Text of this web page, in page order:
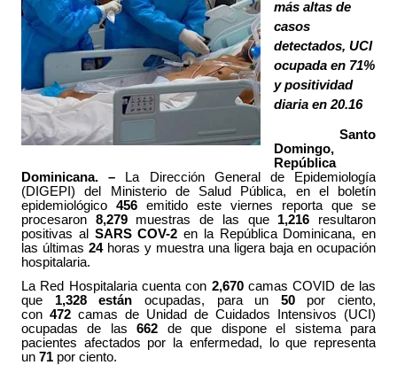
más altas de
casos
detectados, UCI
ocupada en 71%
y positividad
diaria en 20.16
Santo
Domingo,
República
Dominicana. – La Dirección General de Epidemiología
(DIGEPI) del Ministerio de Salud Pública, en el boletín
epidemiológico 456 emitido este viernes reporta que se
procesaron 8,279 muestras de las que 1,216 resultaron
positivas al SARS COV-2 en la República Dominicana, en
las últimas 24horas y muestra una ligera baja en ocupación
hospitalaria.
La Red Hospitalaria cuenta con 2,670camas COVID de las
que
1,328están ocupadas, para un 50 por ciento,
con 472 camas de Unidad de Cuidados Intensivos (UCI)
ocupadas de las662 de que dispone el sistema para
pacientes afectados por la enfermedad, lo que representa
un 71 por ciento.